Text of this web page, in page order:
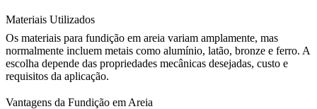
Materiais Utilizados
Os materiais para fundição em areia variam amplamente, mas
normalmente incluem metais como alumínio, latão, bronze e ferro. A
escolha depende das propriedades mecânicas desejadas, custo e
requisitos da aplicação.
Vantagens da Fundição em Areia